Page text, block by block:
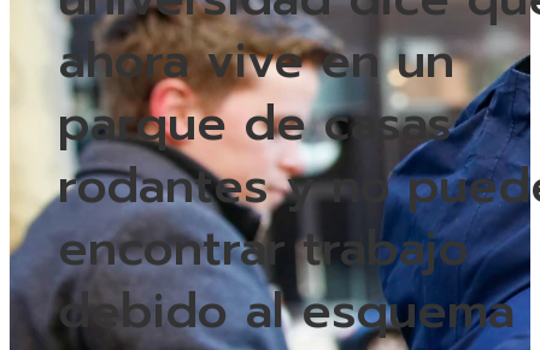
ahora vive en un
parque de casas
rodantes y no
encontrar trabajo
debido al esquema